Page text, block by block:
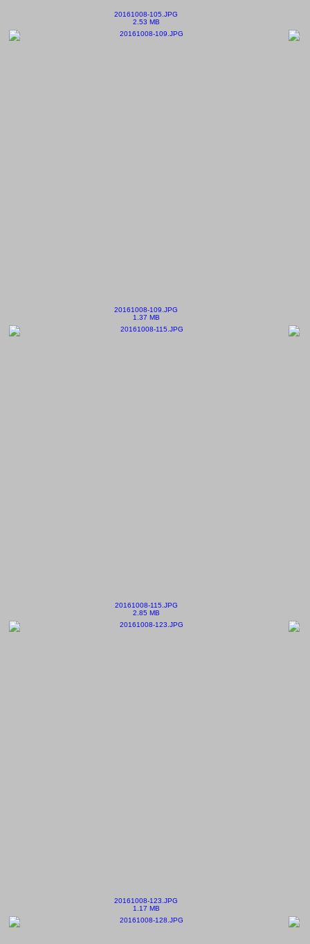
20161008-105.JPG
2.53 MB
20161008-109.JPG
1.37 MB
20161008-115.JPG
2.85 MB
20161008-123.JPG
1.17 MB